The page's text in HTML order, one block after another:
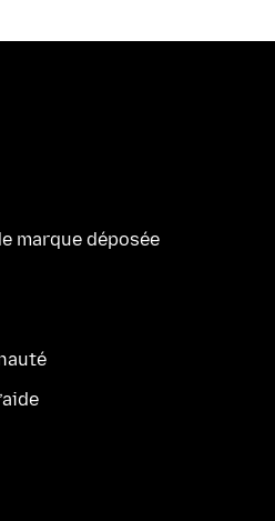
marque déposée